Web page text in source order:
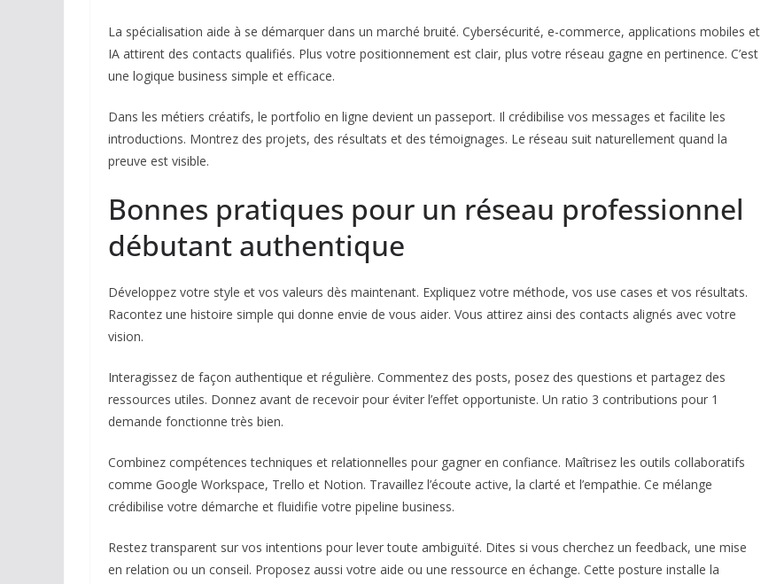
La spécialisation aide à se démarquer dans un marché bruité. Cybersécurité, e-commerce, applications mobiles et
IA attirent des contacts qualifiés. Plus votre positionnement est clair, plus votre réseau gagne en pertinence. C’est
une logique business simple et efficace.
Dans les métiers créatifs, le portfolio en ligne devient un passeport. Il crédibilise vos messages et facilite les
introductions. Montrez des projets, des résultats et des témoignages. Le réseau suit naturellement quand la
preuve est visible.
Bonnes pratiques pour un réseau professionnel
débutant authentique
Développez votre style et vos valeurs dès maintenant. Expliquez votre méthode, vos use cases et vos résultats.
Racontez une histoire simple qui donne envie de vous aider. Vous attirez ainsi des contacts alignés avec votre
vision.
Interagissez de façon authentique et régulière. Commentez des posts, posez des questions et partagez des
ressources utiles. Donnez avant de recevoir pour éviter l’effet opportuniste. Un ratio 3 contributions pour 1
demande fonctionne très bien.
Combinez compétences techniques et relationnelles pour gagner en confiance. Maîtrisez les outils collaboratifs
comme Google Workspace, Trello et Notion. Travaillez l’écoute active, la clarté et l’empathie. Ce mélange
crédibilise votre démarche et fluidifie votre pipeline business.
Restez transparent sur vos intentions pour lever toute ambiguïté. Dites si vous cherchez un feedback, une mise
en relation ou un conseil. Proposez aussi votre aide ou une ressource en échange. Cette posture installe la